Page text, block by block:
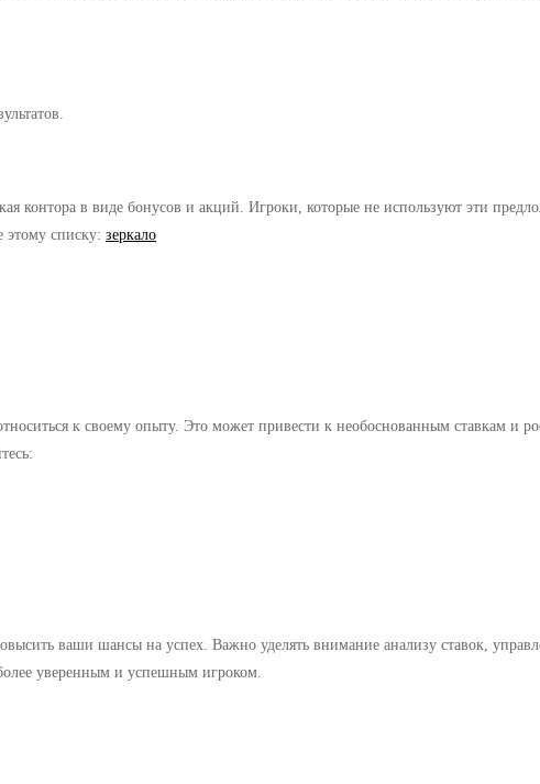
контора в виде бонусов и акций. Игроки, которые не используют эти
этому списку: зеркало
к своему опыту. Это может привести к необоснованным ставкам и
ваши шансы на успех. Важно уделять внимание анализу ставок,
уверенным и успешным игроком.